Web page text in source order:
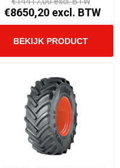
€8650,20 excl. BTW